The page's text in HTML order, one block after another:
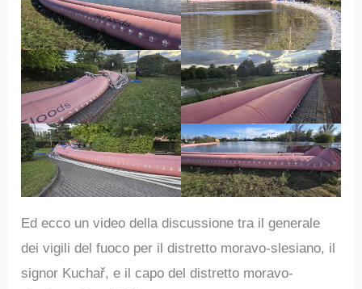
Ed ecco un video della discussione tra il generale
dei vigili del fuoco per il distretto moravo-slesiano, il
signor Kuchař, e il capo del distretto moravo-